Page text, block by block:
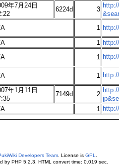
年7月24日
6224d 3
1
1
1
1
年1月11日
7149d 2
1
Developers Team. License is GPL
by PHP 5.2.3. HTML convert time: 0.019 sec.